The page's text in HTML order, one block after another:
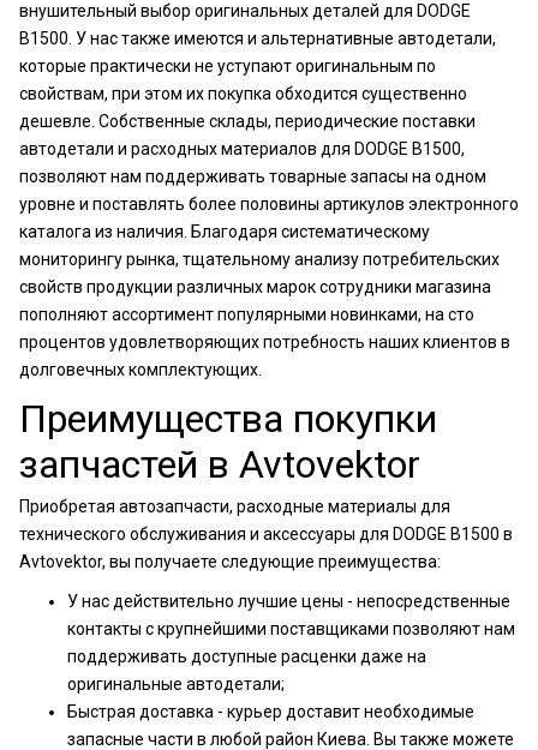
внушительный выбор оригинальных деталей для DODGE
B1500. У нас также имеются и альтернативные автодетали,
которые практически не уступают оригинальным по
свойствам, при этом их покупка обходится существенно
дешевле. Собственные склады, периодические поставки
автодетали и расходных материалов для DODGE B1500,
позволяют нам поддерживать товарные запасы на одном
уровне и поставлять более половины артикулов электронного
каталога из наличия. Благодаря систематическому
мониторингу рынка, тщательному анализу потребительских
свойств продукции различных марок сотрудники магазина
пополняют ассортимент популярными новинками, на сто
процентов удовлетворяющих потребность наших клиентов в
долговечных комплектующих.
Преимущества покупки
запчастей в Avtovektor
Приобретая автозапчасти, расходные материалы для
технического обслуживания и аксессуары для DODGE B1500 в
Avtovektor, вы получаете следующие преимущества:
У нас действительно лучшие цены - непосредственные
контакты с крупнейшими поставщиками позволяют нам
поддерживать доступные расценки даже на
оригинальные автодетали;
Быстрая доставка - курьер доставит необходимые
запасные части в любой район Киева. Вы также можете